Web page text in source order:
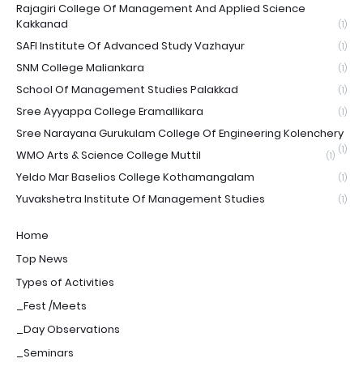
Rajagiri College Of Management And Applied Science
Kakkanad
(1)
SAFI Institute Of Advanced Study Vazhayur (1)
SNM College Maliankara (1)
School Of Management Studies Palakkad (1)
Sree Ayyappa College Eramallikara (1)
Sree Narayana Gurukulam College Of Engineering Kolenchery
(1)
WMO Arts & Science College Muttil (1)
Yeldo Mar Baselios College Kothamangalam (1)
Yuvakshetra Institute Of Management Studies (1)
Home
Top News
Types of Activities
_Fest /Meets
_Day Observations
_Seminars